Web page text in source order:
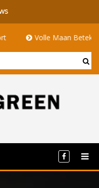
Volle Maan Betekenis: